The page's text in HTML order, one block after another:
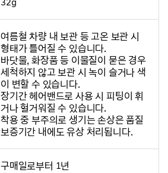
32g
여름철 차량 내 보관 등 고온 보관 시
형태가 틀어질 수 있습니다.
바닷물, 화장품 등 이물질이 묻은 경우
세척하지 않고 보관 시 녹이 슬거나 색
이 변할 수 있습니다.
장기간 헤어밴드로 사용 시 피팅이 휘
거나 헐거워질 수 있습니다.
착용 중 부주의로 생기는 손상은 품질
보증기간 내에도 유상 처리됩니다.
구매일로부터 1년